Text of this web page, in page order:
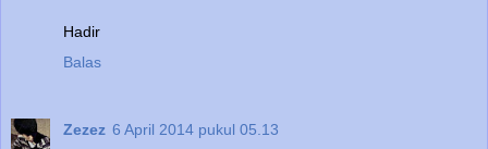
Hadir
Balas
Zezez 6 April 2014 pukul 05.13